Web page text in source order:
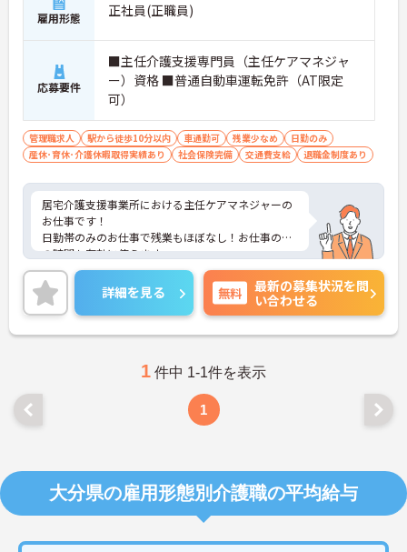
雇用形態 正社員(正職員)
応募要件
■主任介護支援専門員（主任ケアマネジャ
ー）資格 ■普通自動車運転免許（AT限定
可）
管理職求人 駅から徒歩10分以内 車通勤可 残業少なめ
日勤のみ
産休･育休･介護休暇取得実績あり
社会保険完備 交通費支給 退職金制度あり
居宅介護支援事業所における主任ケアマネジャーの
お仕事です！
日勤帯のみのお仕事で残業もほぼなし！お仕事の後
の時間も有効に使えます。
ご興味ある方には、面接のポイントなど、さらに詳
細をお話致しますのでお気軽にご相談ください。
詳細を見る 無料
最新の募集状況を問
い合わせる
1 件中 1-1件を表示
1
大分県の雇用形態別介護職の平均給与